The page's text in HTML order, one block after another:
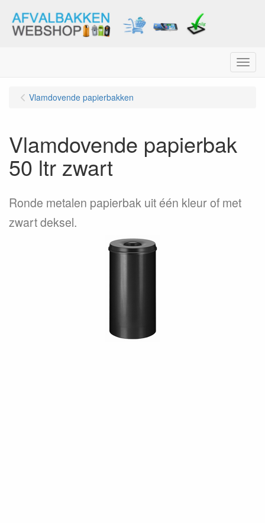
Menu
Vlamdovende papierbakken
Vlamdovende papierbak
50 ltr zwart
Ronde metalen papierbak uit één kleur of met
zwart deksel.